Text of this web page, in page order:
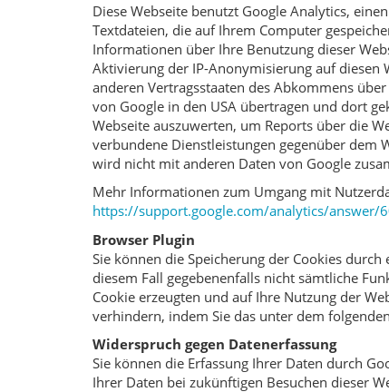
Diese Webseite benutzt Google Analytics,
Textdateien, die auf Ihrem Computer
Informationen über Ihre Benutzung dieser
Aktivierung der IP-Anonymisierung auf diesen
anderen Vertragsstaaten des Abkommens
von Google in den USA übertragen und dort
Webseite auszuwerten, um Reports über die
verbundene Dienstleistungen gegenüber dem
wird nicht mit anderen Daten von Google
Mehr Informationen zum Umgang mit
https://support.google.com/analytics/answer/
Browser Plugin
Sie können die Speicherung der Cookies
diesem Fall gegebenenfalls nicht sämtliche
Cookie erzeugten und auf Ihre Nutzung der
verhindern, indem Sie das unter dem
Widerspruch gegen Datenerfassung
Sie können die Erfassung Ihrer Daten durch
Ihrer Daten bei zukünftigen Besuchen dieser